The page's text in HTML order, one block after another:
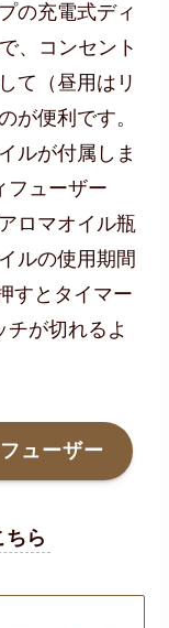
の充電式ディ
、コンセント
て（昼用はリ
が便利です。
ルが付属しま
フューザー
ロマオイル瓶
ルの使用期間
すとタイマー
が切れるよ
ューザー
ちら